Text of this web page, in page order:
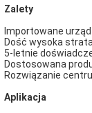
Zalety
Importowane
Dość wysoka
5-letnie
Dostosowana
Rozwiązanie
Aplikacja